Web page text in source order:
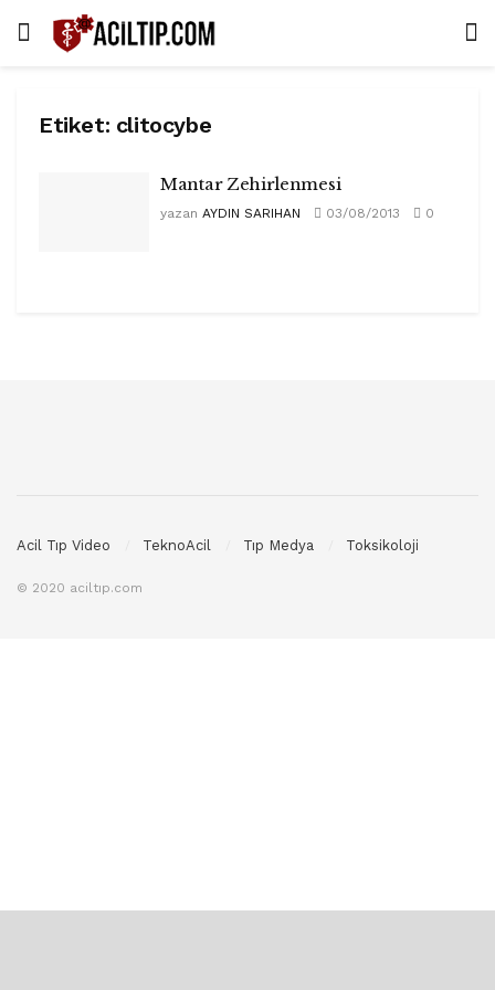
Etiket: clitocybe
Mantar Zehirlenmesi
yazan AYDIN SARIHAN 03/08/2013 0
Acil Tıp Video TeknoAcil Tıp Medya Toksikoloji
© 2020 aciltıp.com